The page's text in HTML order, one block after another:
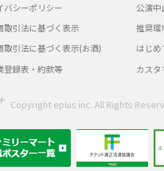
バシーポリシー
取引法に基づく表示
取引法に基づく表示(お酒)
登録表・約款等
公演中
推奨環
はじめ
カスタ
Copyright eplus inc. All Rights